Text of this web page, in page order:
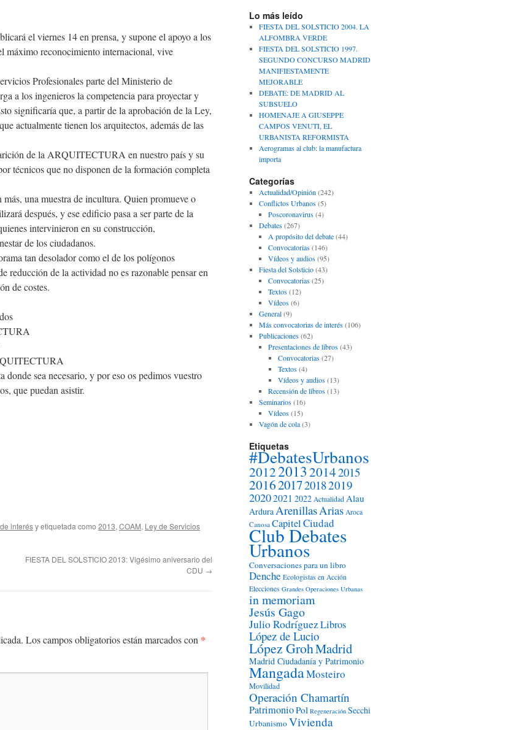
el viernes 14 en prensa, y supone el apoyo a los
máximo reconocimiento internacional, vive
Profesionales parte del Ministerio de
a los ingenieros la competencia para proyectar y
significaría que, a partir de la aprobación de la Ley,
actualmente tienen los arquitectos, además de las
de la ARQUITECTURA en nuestro país y su
técnicos que no disponen de la formación completa
una muestra de incultura. Quien promueve o
después, y ese edificio pasa a ser parte de la
intervinieron en su construcción,
de los ciudadanos.
tan desolador como el de los polígonos
reducción de la actividad no es razonable pensar en
reducción de costes.
donde sea necesario, y por eso os pedimos vuestro
que puedan asistir.
interésy etiquetada como 2013, COAM, Ley de Servicios
FIESTA DEL SOLSTICIO 2013: Vigésimo aniversario del
CDU →
Los campos obligatorios están marcados con *
Lo más leído
FIESTA DEL SOLSTICIO 2004. LA
ALFOMBRA VERDE
FIESTA DEL SOLSTICIO 1997.
SEGUNDO CONCURSO MADRID
MANIFIESTAMENTE
MEJORABLE
DEBATE: DE MADRID AL
SUBSUELO
HOMENAJE A GIUSEPPE
CAMPOS VENUTI, EL
URBANISTA REFORMISTA
Aerogramas al club: la manufactura
importa
Categorías
Actualidad/Opinión (242)
Conflictos Urbanos(5)
Poscoronavirus(4)
Debates(267)
A propósito del debate(44)
Convocatorias(146)
Vídeos y audios(95)
Fiesta del Solsticio(43)
Convocatorias(25)
Textos(12)
Vídeos(6)
General(9)
Más convocatorias de interés(106)
Publicaciones(62)
Presentaciones de libros(43)
Convocatorias(27)
Textos(4)
Vídeos y audios(13)
Recensión de libros(13)
Seminarios(16)
Vídeos(15)
Vagón de cola(3)
Etiquetas
#DebatesUrbanos
2012201320142015
2016201720182019
20202021 2022 Actualidad Alau
ArduraArenillasArias Aroca
Canosa CapitelCiudad
Club Debates
Urbanos
Conversaciones para un libro
Denche Ecologistas en Acción
Elecciones Grandes Operaciones Urbanas
in memoriam
Jesús Gago
Julio RodríguezLibros
López de Lucio
López GrohMadrid
Madrid Ciudadanía y Patrimonio
MangadaMosteiro
Movilidad
Operación Chamartín
PatrimonioPol Regeneración Secchi
UrbanismoVivienda